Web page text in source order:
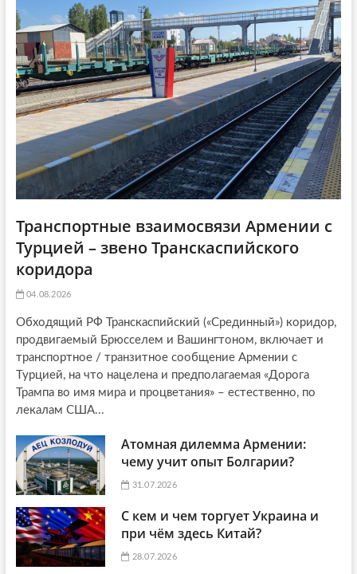
t
i
o
n
ь
я
:
я
:
Транспортные взаимосвязи Армении с
Турцией – звено Транскаспийского
коридора
04.08.2026
Обходящий РФ Транскаспийский («Срединный») коридор,
продвигаемый Брюсселем и Вашингтоном, включает и
транспортное / транзитное сообщение Армении с
Турцией, на что нацелена и предполагаемая «Дорога
Трампа во имя мира и процветания» – естественно, по
лекалам США...
Атомная дилемма Армении:
чему учит опыт Болгарии?
31.07.2026
С кем и чем торгует Украина и
при чём здесь Китай?
28.07.2026